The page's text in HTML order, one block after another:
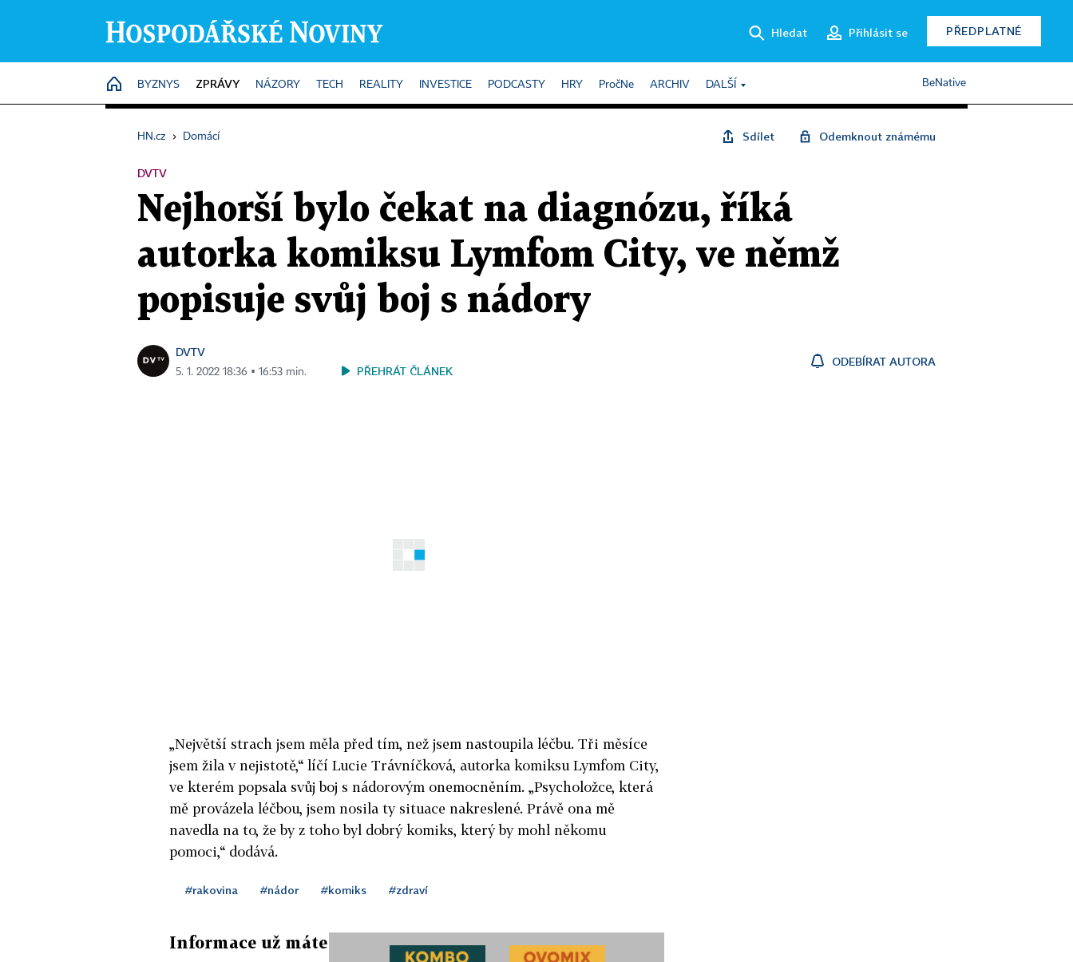
Hledat Přihlásit se PŘEDPLATNÉ
HOME
BYZNYS ZPRÁVY NÁZORY TECH REALITY INVESTICE PODCASTY HRY PročNe ARCHIV DALŠÍ BeNative
HN.cz › Domácí Sdílet Odemknout známému
DVTV
Nejhorší bylo čekat na diagnózu, říká
autorka komiksu Lymfom City, ve němž
popisuje svůj boj s nádory
DVTV
5. 1. 2022 18:36 ▪ 16:53 min. PŘEHRÁT ČLÁNEK
ODEBÍRAT AUTORA
„Největší strach jsem měla před tím, než jsem nastoupila léčbu. Tři měsíce
jsem žila v nejistotě,“ líčí Lucie Trávníčková, autorka komiksu Lymfom City,
ve kterém popsala svůj boj s nádorovým onemocněním. „Psycholožce, která
mě provázela léčbou, jsem nosila ty situace nakreslené. Právě ona mě
navedla na to, že by z toho byl dobrý komiks, který by mohl někomu
pomoci,“ dodává.
#rakovina #nádor #komiks #zdraví
Informace už máte